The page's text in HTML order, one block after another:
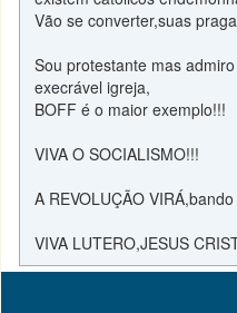
Vão se converter,suas
Sou protestante mas
execrável igreja,
BOFF é o maior exemplo!!!
VIVA O SOCIALISMO!!!
A REVOLUÇÃO
VIVA LUTERO,JESUS